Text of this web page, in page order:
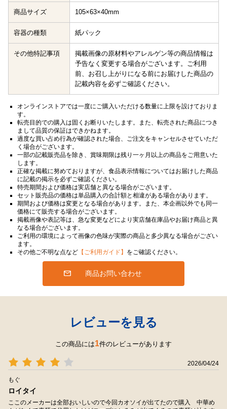
商品サイズ 105×63×40mm
容器の種類 紙パック
その他特記事項
掲載画像の原材料やアレルゲン等の商品情報は
予告なく変更する場合がございます。ご利用
前、お召し上がりになる前にお届けした商品の
記載内容を必ずご確認ください。
オンラインストアでは一度にご購入いただける数量に上限を設けておりま
す。
転売目的での購入は固くお断りいたします。また、転売された商品につき
まして品質の保証はできかねます。
過度な買い占め行為が確認された場合、ご注文をキャンセルさせていただ
く場合がございます。
一部の記載販売品を除き、賞味期限は残り一ヶ月以上の商品をご用意いた
します。
正確な掲載に努めておりますが、食品表示情報についてはお届けした商品
に記載の掲示を必ずご確認ください。
特売期間および価格は実店舗と異なる場合がございます。
セット販売品の価格は単品購入の合計額と相違がある場合があります。
期間および価格は変更となる場合があります。また、本企画以外でも同一
価格にて販売する場合がございます。
掲載画像や表記等は、急な変更などにより実店舗在庫品やお届け商品と異
なる場合がございます。
ご利用の環境によって画像の色味が実際の商品と多少異なる場合がござい
ます。
その他ご不明な点など 【ご利用ガイド】 をご確認ください。
商品お問い合わせ
レビューを見る
この商品には1件のレビューがあります
2026/04/24
もぐ
ロイタイ
ここのメーカーは全部おいしいので今回カオソイが出てたので購入 中華め